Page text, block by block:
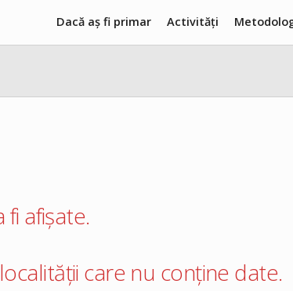
Activități
Dacă aș fi primar
afișate.
care nu conține date.